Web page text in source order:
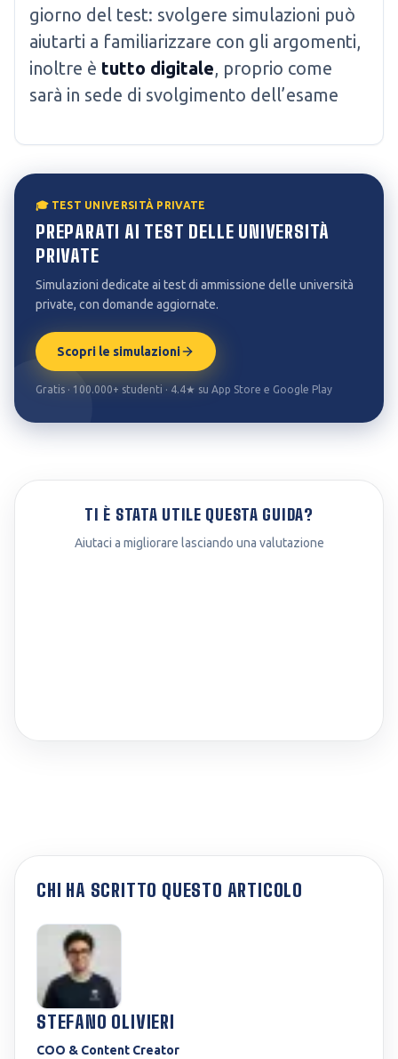
giorno del test: svolgere simulazioni può
aiutarti a familiarizzare con gli argomenti,
inoltre è tutto digitale, proprio come
sarà in sede di svolgimento dell’esame
🎓 TEST UNIVERSITÀ PRIVATE
PREPARATI AI TEST DELLE UNIVERSITÀ
PRIVATE
Simulazioni dedicate ai test di ammissione delle università
private, con domande aggiornate.
Scopri le simulazioni
Gratis · 100.000+ studenti · 4.4★ su App Store e Google Play
TI È STATA UTILE QUESTA GUIDA?
Aiutaci a migliorare lasciando una valutazione
CHI HA SCRITTO QUESTO ARTICOLO
STEFANO OLIVIERI
COO & Content Creator